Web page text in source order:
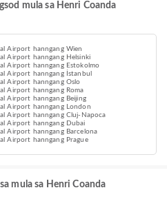
mula sa Henri Coanda
Airport hanngang Wien
Airport hanngang Helsinki
Airport hanngang Estokolmo
Airport hanngang İstanbul
Airport hanngang Oslo
Airport hanngang Roma
Airport hanngang Beijing
Airport hanngang London
Airport hanngang Cluj-Napoca
Airport hanngang Dubai
Airport hanngang Barcelona
Airport hanngang Prague
mula sa Henri Coanda